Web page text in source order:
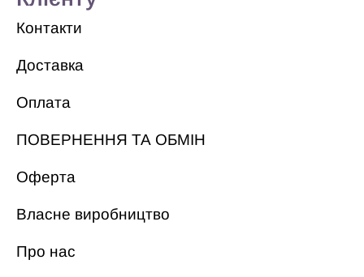
Контакти
Доставка
Оплата
ПОВЕРНЕННЯ ТА ОБМІН
Оферта
Власне виробництво
Про нас